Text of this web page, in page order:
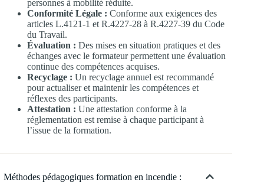
personnes à mobilité réduite.
Conformité Légale : Conforme aux exigences des
articles L.4121-1 et R.4227-28 à R.4227-39 du Code
du Travail.
Évaluation : Des mises en situation pratiques et des
échanges avec le formateur permettent une évaluation
continue des compétences acquises.
Recyclage : Un recyclage annuel est recommandé
pour actualiser et maintenir les compétences et
réflexes des participants.
Attestation : Une attestation conforme à la
réglementation est remise à chaque participant à
l’issue de la formation.
Méthodes pédagogiques formation en incendie :